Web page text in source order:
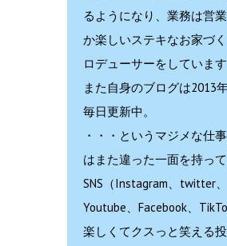
るようになり、業務は営
か楽しいステキなお家づ
ロデューサーをしています
また自身のブログは2013
毎日更新中。
・・・というマジメな仕
はまた違った一面を持って
SNS（Instagram、twitter、
Youtube、Facebook、
楽しくてクスっと笑える